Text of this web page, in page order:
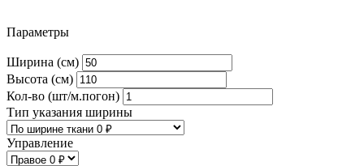
Параметры
Ширина (см)
Высота (см)
Кол-во (шт/м.погон)
Тип указания ширины
Управление